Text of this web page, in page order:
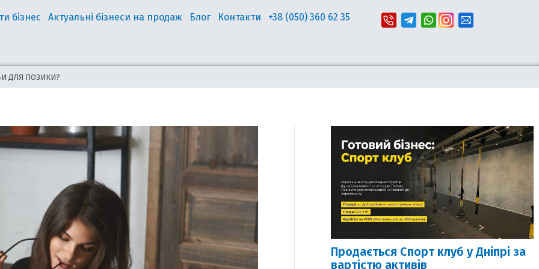
бізнес Актуальні бізнеси на продаж Блог Контакти +38 (050) 360 62 35
ДЛЯ ПОЗИКИ?
Продається Спорт клуб у Дніпрі за
вартістю активів